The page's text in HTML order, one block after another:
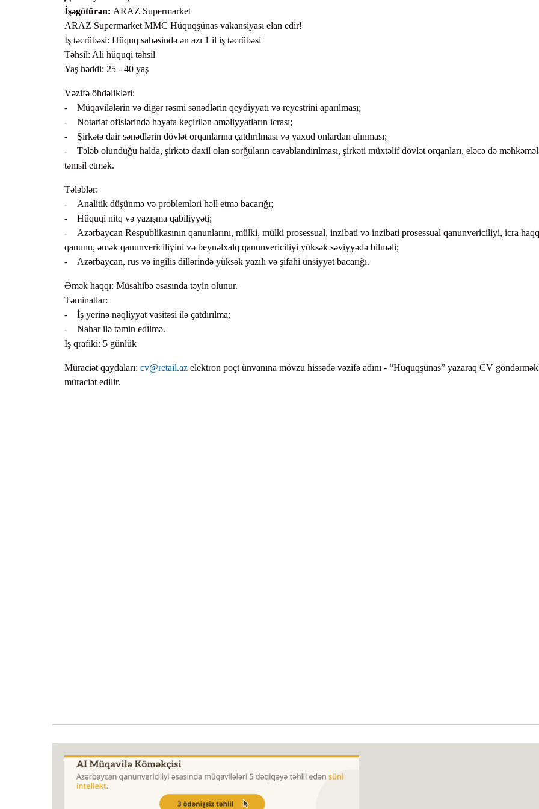
Ходатайства
İşəgötürən: ARAZ Supermarket
ARAZ Supermarket MMC Hüquqşünas vakansiyası elan edir!
İş təcrübəsi: Hüquq sahəsində ən azı 1 il iş təcrübəsi
Təhsil: Ali hüquqi təhsil
Yaş həddi: 25 - 40 yaş
Vəzifə öhdəlikləri:
- Müqavilələrin və digər rəsmi sənədlərin qeydiyyatı və reyestrini aparılması;
- Notariat ofislərində həyata keçirilən əməliyyatların icrası;
- Şirkətə dair sənədlərin dövlət orqanlarına çatdırılması və yaxud onlardan alınması;
- Tələb olunduğu halda, şirkətə daxil olan sorğuların cavablandırılması, şirkəti müxtəlif dövlət orqanları, eləcə də
təmsil etmək.
Tələblər:
- Analitik düşünmə və problemləri həll etmə bacarığı;
- Hüquqi nitq və yazışma qabiliyyəti;
- Azərbaycan Respublikasının qanunlarını, mülki, mülki prosessual, inzibati və inzibati prosessual qanunvericiliyi, icra
qanunu, əmək qanunvericiliyini və beynəlxalq qanunvericiliyi yüksək səviyyədə bilməli;
- Azərbaycan, rus və ingilis dillərində yüksək yazılı və şifahi ünsiyyət bacarığı.
Əmək haqqı: Müsahibə əsasında təyin olunur.
Təminatlar:
- İş yerinə nəqliyyat vasitəsi ilə çatdırılma;
- Nahar ilə təmin edilmə.
İş qrafiki: 5 günlük
Müraciət qaydaları: cv@retail.az elektron poçt ünvanına mövzu hissədə vəzifə adını - “Hüquqşünas” yazaraq CV
müraciət edilir.